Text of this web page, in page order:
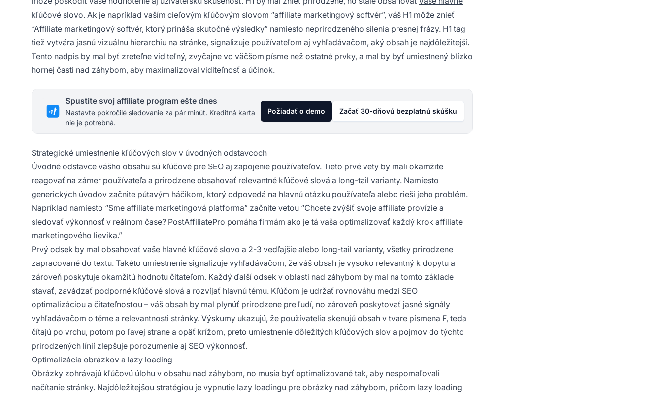
kľúčové slovo. Ak je napríklad vaším cieľovým kľúčovým slovom “affiliate marketingový softvér”, váš H1 môže znieť
“Affiliate marketingový softvér, ktorý prináša skutočné výsledky” namiesto neprirodzeného silenia presnej frázy. H1 tag
tiež vytvára jasnú vizuálnu hierarchiu na stránke, signalizuje používateľom aj vyhľadávačom, aký obsah je najdôležitejší.
Tento nadpis by mal byť zreteľne viditeľný, zvyčajne vo väčšom písme než ostatné prvky, a mal by byť umiestnený blízko
hornej časti nad záhybom, aby maximalizoval viditeľnosť a účinok.
Spustite svoj affiliate program ešte dnes
Nastavte pokročilé sledovanie za pár minút. Kreditná karta
nie je potrebná.
Požiadať o demo Začať 30-dňovú bezplatnú skúšku
Strategické umiestnenie kľúčových slov v úvodných odstavcoch
Úvodné odstavce vášho obsahu sú kľúčové pre SEO aj zapojenie používateľov. Tieto prvé vety by mali okamžite
reagovať na zámer používateľa a prirodzene obsahovať relevantné kľúčové slová a long-tail varianty. Namiesto
generických úvodov začnite pútavým háčikom, ktorý odpovedá na hlavnú otázku používateľa alebo rieši jeho problém.
Napríklad namiesto “Sme affiliate marketingová platforma” začnite vetou “Chcete zvýšiť svoje affiliate provízie a
sledovať výkonnosť v reálnom čase? PostAffiliatePro pomáha firmám ako je tá vaša optimalizovať každý krok affiliate
marketingového lievika.”
Prvý odsek by mal obsahovať vaše hlavné kľúčové slovo a 2-3 vedľajšie alebo long-tail varianty, všetky prirodzene
zapracované do textu. Takéto umiestnenie signalizuje vyhľadávačom, že váš obsah je vysoko relevantný k dopytu a
zároveň poskytuje okamžitú hodnotu čitateľom. Každý ďalší odsek v oblasti nad záhybom by mal na tomto základe
stavať, zavádzať podporné kľúčové slová a rozvíjať hlavnú tému. Kľúčom je udržať rovnováhu medzi SEO
optimalizáciou a čitateľnosťou – váš obsah by mal plynúť prirodzene pre ľudí, no zároveň poskytovať jasné signály
vyhľadávačom o téme a relevantnosti stránky. Výskumy ukazujú, že používatelia skenujú obsah v tvare písmena F, teda
čítajú po vrchu, potom po ľavej strane a opäť krížom, preto umiestnenie dôležitých kľúčových slov a pojmov do týchto
prirodzených línií zlepšuje porozumenie aj SEO výkonnosť.
Optimalizácia obrázkov a lazy loading
Obrázky zohrávajú kľúčovú úlohu v obsahu nad záhybom, no musia byť optimalizované tak, aby nespomaľovali
načítanie stránky. Najdôležitejšou stratégiou je vypnutie lazy loadingu pre obrázky nad záhybom, pričom lazy loading